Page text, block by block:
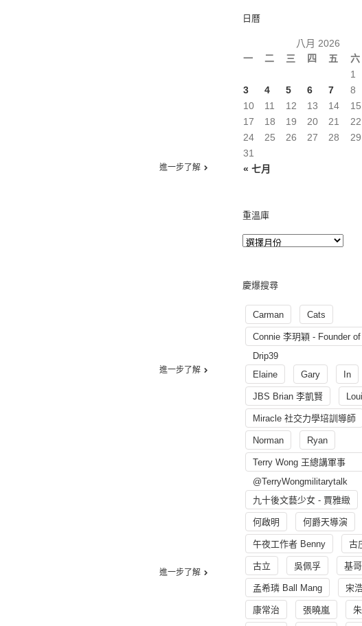
進一步了解
進一步了解
進一步了解
日曆
八月 2026
一
二 三 四 五 六
« 七月
1
3
4 5 6 7 8
10
11 12 13 14 15
17
18 19 20 21 22
24
25 26 27 28 29
31
重溫庫
慶爆搜尋
Carman Cats
Connie 李玥穎 - Founder of
Drip39
Elaine
Gary In
JBS Brian 李凱賢
Miracle 社交力學培訓導師
Norman Ryan
Terry Wong 王總講軍事
@TerryWongmilitarytalk
九十後文藝少女 - 賈雅緻
何啟明 何爵天導演
午夜工作者 Benny 古
古立 吳佩孚 基哥
孟希璘 Ball Mang 宋
康常治 張曉嵐